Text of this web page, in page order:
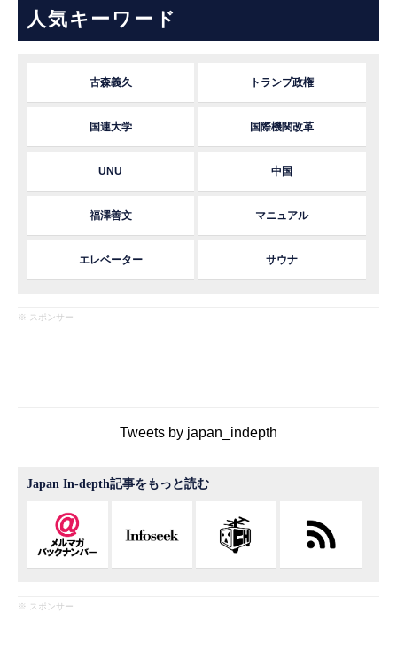
人気キーワード
古森義久 トランプ政権
国連大学 国際機関改革
UNU 中国
福澤善文 マニュアル
エレベーター サウナ
※ スポンサー
Tweets by japan_indepth
Japan In-depth記事をもっと読む
※ スポンサー